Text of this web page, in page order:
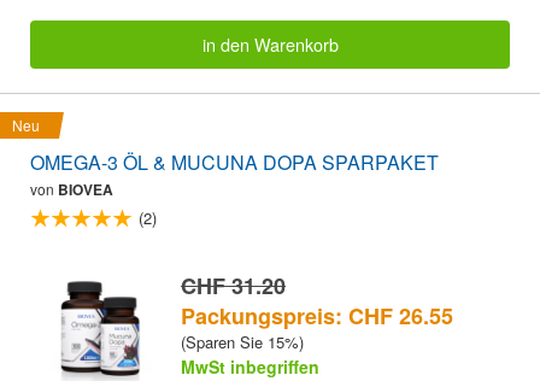
in den Warenkorb
Neu
OMEGA-3 ÖL & MUCUNA DOPA SPARPAKET
von BIOVEA
(2)
CHF 31.20
Packungspreis: CHF 26.55
(Sparen Sie 15%)
MwSt inbegriffen